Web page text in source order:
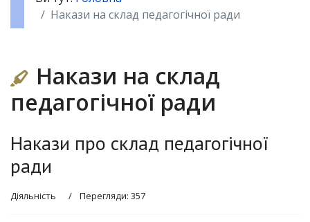
Накази на склад педагогічної ради
Накази на склад
педагогічної ради
Накази про склад педагогічної
ради
Діяльність Перегляди: 357